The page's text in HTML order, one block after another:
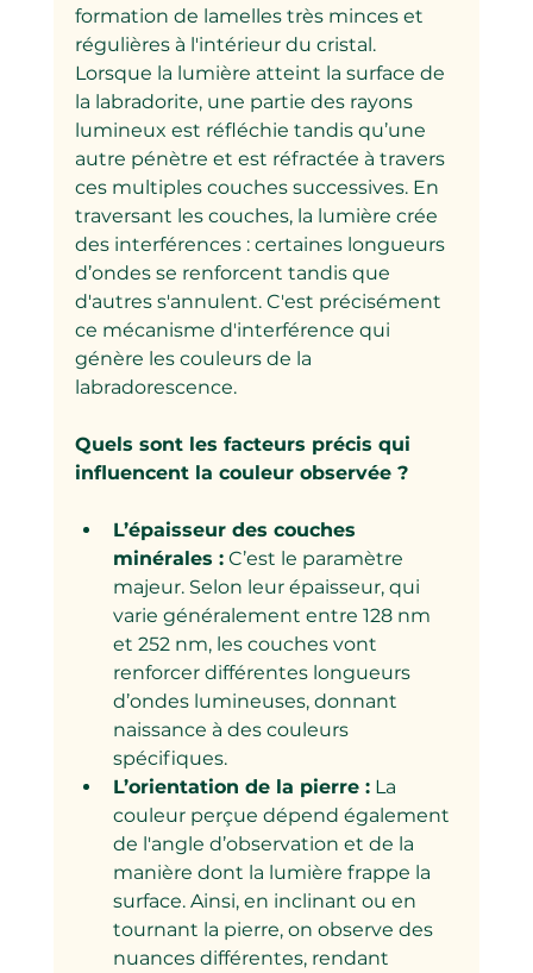
formation de lamelles très minces et
régulières à l'intérieur du cristal.
Lorsque la lumière atteint la surface de
la labradorite, une partie des rayons
lumineux est réfléchie tandis qu’une
autre pénètre et est réfractée à travers
ces multiples couches successives. En
traversant les couches, la lumière crée
des interférences : certaines longueurs
d’ondes se renforcent tandis que
d'autres s'annulent. C'est précisément
ce mécanisme d'interférence qui
génère les couleurs de la
labradorescence.
Quels sont les facteurs précis qui
influencent la couleur observée ?
L’épaisseur des couches
minérales : C’est le paramètre
majeur. Selon leur épaisseur, qui
varie généralement entre 128 nm
et 252 nm, les couches vont
renforcer différentes longueurs
d’ondes lumineuses, donnant
naissance à des couleurs
spécifiques.
L’orientation de la pierre : La
couleur perçue dépend également
de l'angle d’observation et de la
manière dont la lumière frappe la
surface. Ainsi, en inclinant ou en
tournant la pierre, on observe des
nuances différentes, rendant